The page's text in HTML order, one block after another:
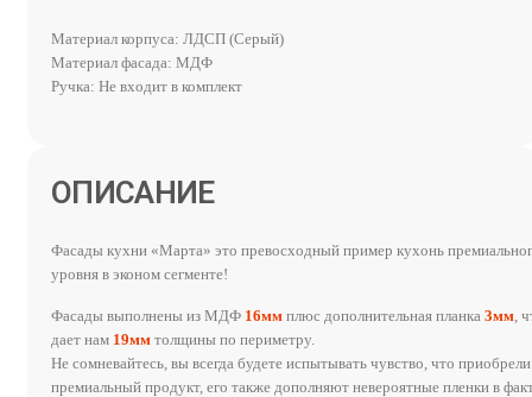
ОПИСАНИЕ
Фасады кухни «Марта» это превосходный пример кухонь
уровня в эконом сегменте!
Фасады выполнены из МДФ 16мм плюс дополнительная планка 3мм,
дает нам 19мм толщины по периметру.
Не сомневайтесь, вы всегда будете испытывать чувство, что приобрели
премиальный продукт, его также дополняют невероятные пленки в
Материал корпуса: ЛДСП (Серый)
Материал фасада: МДФ
Ручка: Не входит в комплект